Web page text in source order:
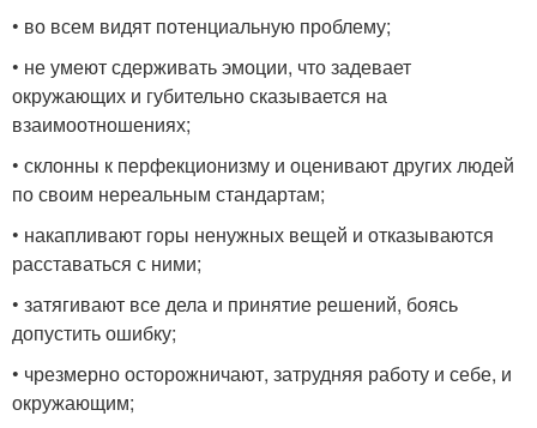
• во всем видят потенциальную проблему;
• не умеют сдерживать эмоции, что задевает
окружающих и губительно сказывается на
взаимоотношениях;
• склонны к перфекционизму и оценивают других людей
по своим нереальным стандартам;
• накапливают горы ненужных вещей и отказываются
расставаться с ними;
• затягивают все дела и принятие решений, боясь
допустить ошибку;
• чрезмерно осторожничают, затрудняя работу и себе, и
окружающим;